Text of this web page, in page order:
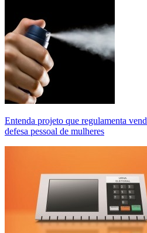
Entenda projeto que regulamenta
defesa pessoal de mulheres